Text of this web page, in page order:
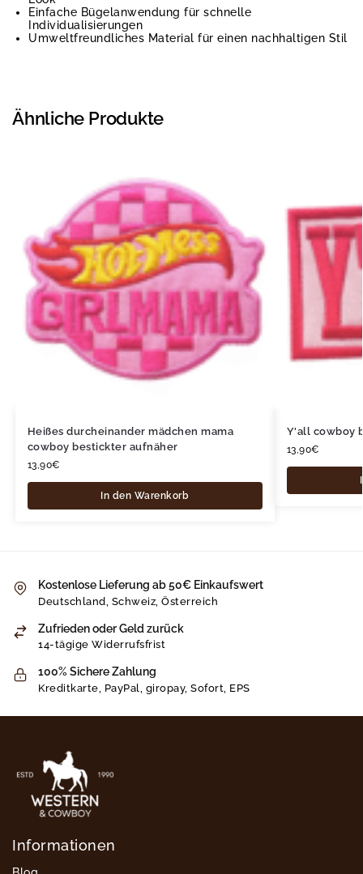
Einfache Bügelanwendung für schnelle
Individualisierungen
Umweltfreundliches Material für einen nachhaltigen Stil
Ähnliche Produkte
Heißes durcheinander mädchen mama
cowboy bestickter aufnäher
13,90€
In den Warenkorb
Y'all cowboy
13,90€
Kostenlose Lieferung ab 50€ Einkaufswert
Deutschland, Schweiz, Österreich
Zufrieden oder Geld zurück
14-tägige Widerrufsfrist
100% Sichere Zahlung
Kreditkarte, PayPal, giropay, Sofort, EPS
Informationen